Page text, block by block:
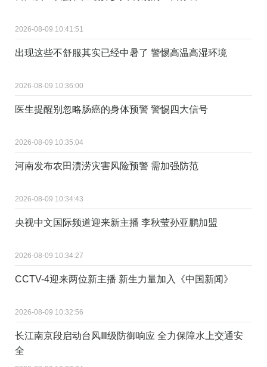
2026-08-09 10:41:51
出现这些不舒服其实已经中暑了 警惕高温高湿环境
2026-08-09 10:36:00
医生提醒别忽略肠癌的身体预警 警惕四大信号
2026-08-09 10:35:04
河南发布农田渍涝灾害风险预警 需加强防范
2026-08-09 10:34:43
央视中文国际频道迎来新主播 李秋莹孙亚鹏加盟
2026-08-09 10:34:27
CCTV-4迎来两位新主播 新生力量加入《中国新闻》
2026-08-09 10:32:56
长江南京段启动台风Ⅲ级防御响应 全力保障水上交通安
全